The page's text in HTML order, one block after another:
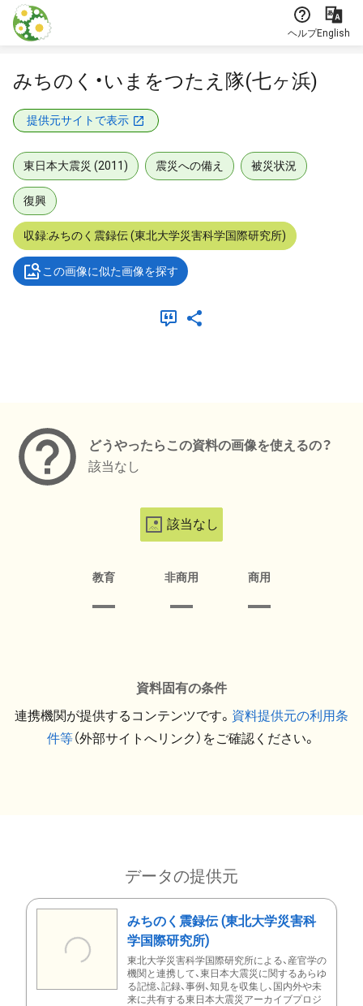
本文に飛ぶ
ヘルプEnglish
みちのく・いまをつたえ隊(七ヶ浜)
提供元サイトで表示
東日本大震災 (2011) 震災への備え 被災状況
復興
収録:みちのく震録伝 (東北大学災害科学国際研究所)
この画像に似た画像を探す
どうやったらこの資料の画像を使えるの？
該当なし
該当なし
教育 非商用 商用
資料固有の条件
連携機関が提供するコンテンツです。 資料提供元の利用条
件等（外部サイトへリンク）をご確認ください。
データの提供元
みちのく震録伝 (東北大学災害科
学国際研究所)
東北大学災害科学国際研究所による、産官学の
機関と連携して、東日本大震災に関するあらゆ
る記憶、記録、事例、知見を収集し、国内外や未
来に共有する東日本大震災アーカイブプロジ